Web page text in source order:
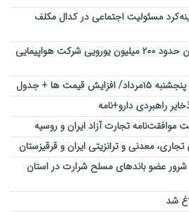
مسئولیت اجتماعی در کدال مکلف
پیامدهای تجاوز به ایران؛ زیان حدود ۲۰۰ میلیون یورویی شرکت هواپیمایی
قیمت ها + جدول
راهبردی دارو+نامه
تجارت آزاد ایران و روسیه
معدنی و ترانزیتی ایران و قرقیزستان
۲۱مزدور موساد و ۴ شرور عضو باندهای مسلح شرارت در استان
شد